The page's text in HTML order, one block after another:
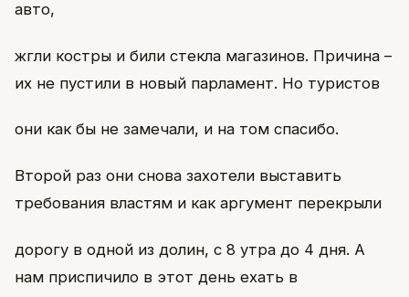
авто,
жгли костры и били стекла магазинов. Причина –
их не пустили в новый парламент. Но туристов
они как бы не замечали, и на том спасибо.
Второй раз они снова захотели выставить
требования властям и как аргумент перекрыли
дорогу в одной из долин, с 8 утра до 4 дня. А
нам приспичило в этот день ехать в